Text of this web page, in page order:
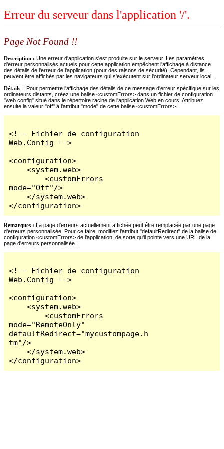
Erreur du serveur dans l'application '/'.
Page Not Found !!
Description : Une erreur d'application s'est produite sur le serveur. Les paramètres
d'erreur personnalisés actuels pour cette application empêchent l'affichage à distance
des détails de l'erreur de l'application (pour des raisons de sécurité). Cependant, ils
peuvent être affichés par les navigateurs qui s'exécutent sur l'ordinateur serveur local.
Détails = Pour permettre l'affichage des détails de ce message d'erreur spécifique sur les
ordinateurs distants, créez une balise <customErrors> dans un fichier de configuration
"web.config" situé dans le répertoire racine de l'application Web en cours. Attribuez
ensuite la valeur "off" à l'attribut "mode" de cette balise <customErrors>.
<!-- Fichier de configuration
Web.Config -->
<configuration>
    <system.web>
        <customErrors
mode="Off"/>
    </system.web>
</configuration>
Remarques : La page d'erreurs actuellement affichée peut être remplacée par une page
d'erreurs personnalisée. Pour ce faire, modifiez l'attribut "defaultRedirect" de la balise de
configuration <customErrors> de l'application, de sorte qu'il pointe vers une URL de la
page d'erreurs personnalisée !
<!-- Fichier de configuration
Web.Config -->
<configuration>
    <system.web>
        <customErrors
mode="RemoteOnly"
defaultRedirect="mycustompage.h
tm"/>
    </system.web>
</configuration>